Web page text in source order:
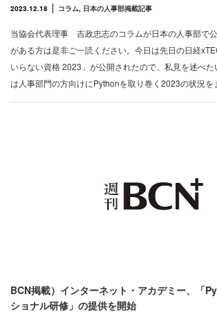
2023.12.18 コラム, 日本の人事部掲載記事
当協会代表理事 吉政忠志のコラムが日本の人事部で
がある方は是非ご一読ください。今日は先日の日経
いらない資格 2023」が公開されたので、私見を述べ
は人事部門の方向けにPythonを取り巻く2023の状況
BCN掲載）インターネット・アカデミー、「
ショナル研修」の提供を開始